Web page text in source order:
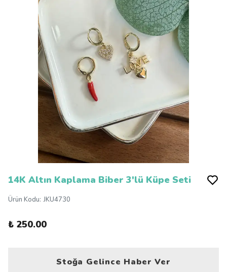
14K Altın Kaplama Biber 3'lü Küpe Seti
Ürün Kodu: JKU4730
₺ 250.00
Stoğa Gelince Haber Ver